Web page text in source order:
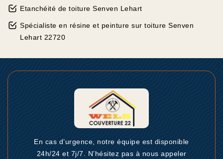
Etanchéité de toiture Senven Lehart
Spécialiste en résine et peinture sur toiture Senven
Lehart 22720
En cas d’urgence, notre équipe est disponible
24h/24 et 7j/7. N’hésitez pas à nous appeler